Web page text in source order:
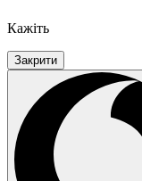
Кажіть
Закрити